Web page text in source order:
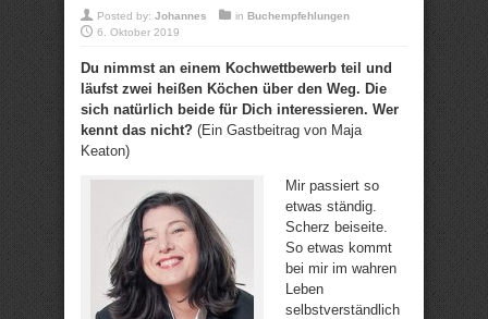
Posted by: Johannes in Buchempfehlungen
6. Oktober 2019
Du nimmst an einem Kochwettbewerb teil und
läufst zwei heißen Köchen über den Weg. Die
sich natürlich beide für Dich interessieren. Wer
kennt das nicht? (Ein Gastbeitrag von Maja
Keaton)
Mir passiert so
etwas ständig.
Scherz beiseite.
So etwas kommt
bei mir im wahren
Leben
selbstverständlich